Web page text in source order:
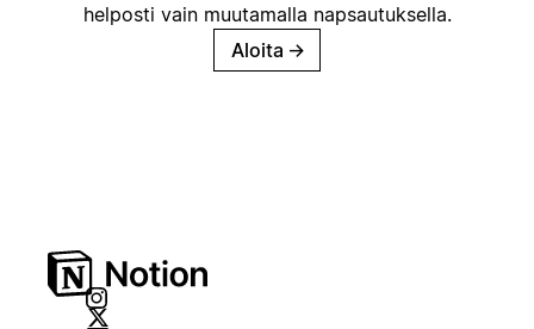
helposti vain muutamalla napsautuksella.
Aloita →